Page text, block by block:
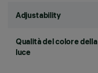
Adjustability
Qualità del colore della
luce